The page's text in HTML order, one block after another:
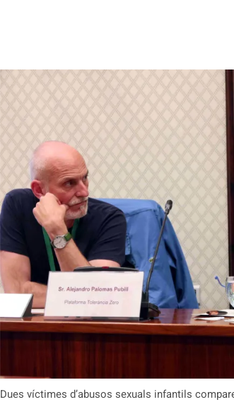
Dues víctimes d’abusos sexuals infantils